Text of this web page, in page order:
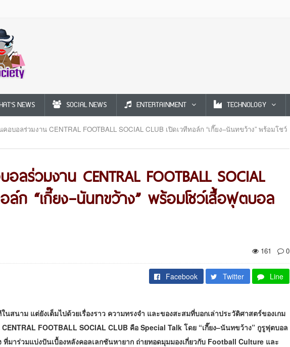
NEWS SOCIAL NEWS ENTERTAINMENT TECHNOLOGY
อบอลร่วมงาน CENTRAL FOOTBALL SOCIAL CLUB เปิดเวทีทอล์ก “เกี๊ยง–นันทขว้าง” พร้อมโชว์
ลร่วมงาน CENTRAL FOOTBALL SOCIAL
อล์ก “เกี๊ยง–นันทขว้าง” พร้อมโชว์เสื้อฟุตบอล
161 0
Facebook Twitter Line
สนาม แต่ยังเต็มไปด้วยเรื่องราว ความทรงจำ และของสะสมที่บอกเล่าประวัติศาสตร์ของเกม
FOOTBALL SOCIAL CLUB คือ Special Talk โดย “เกี๊ยง–นันทขว้าง” กูรูฟุตบอล
มาร่วมแบ่งปันเบื้องหลังคอลเลกชันหายาก ถ่ายทอดมุมมองเกี่ยวกับ Football Culture และ